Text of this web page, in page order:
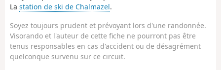
La station de ski de Chalmazel.
Soyez toujours prudent et prévoyant lors d'une randonnée.
Visorando et l'auteur de cette fiche ne pourront pas être
tenus responsables en cas d'accident ou de désagrément
quelconque survenu sur ce circuit.